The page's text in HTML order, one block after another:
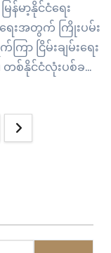
န်မာ့နိုင်ငံရေး
ေးအတွက် ကြိုးပမ်း
ာ ငြိမ်းချမ်းရေး
တစ်နိုင်ငံလုံးပစ်ခတ်
ျက်အရ ဇွန် ၂၆…